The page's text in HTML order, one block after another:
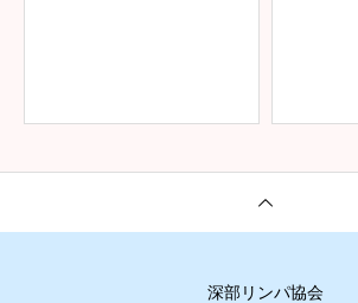
深部リンパ協会